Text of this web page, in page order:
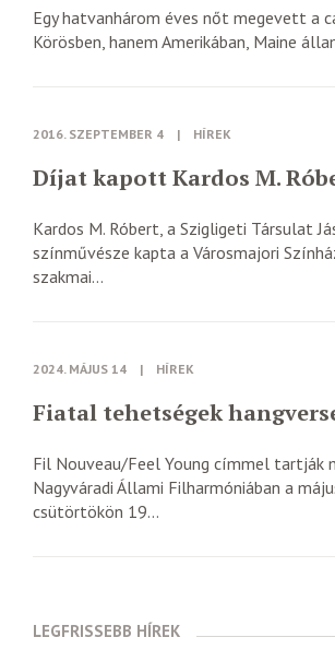
Egy hatvanhárom éves nőt megevett a
Körösben, hanem Amerikában, Maine
2016. SZEPTEMBER 4 | HÍREK
Díjat kapott Kardos M.
Kardos M. Róbert, a Szigligeti Társulat
színművésze kapta a Városmajori
szakmai...
2024. MÁJUS 14 | HÍREK
Fiatal tehetségek
Fil Nouveau/Feel Young címmel tartják
Nagyváradi Állami Filharmóniában a
csütörtökön 19...
LEGFRISSEBB HÍREK